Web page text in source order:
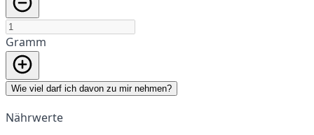
Gramm
Wie viel darf ich davon zu mir nehmen?
Nährwerte